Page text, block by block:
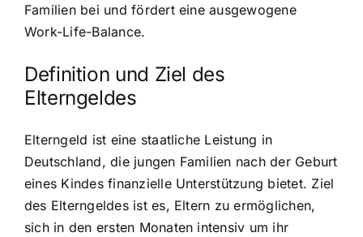
Familien bei und fördert eine ausgewogene
Work-Life-Balance.
Definition und Ziel des
Elterngeldes
Elterngeld ist eine staatliche Leistung in
Deutschland, die jungen Familien nach der Geburt
eines Kindes finanzielle Unterstützung bietet. Ziel
des Elterngeldes ist es, Eltern zu ermöglichen,
sich in den ersten Monaten intensiv um ihr